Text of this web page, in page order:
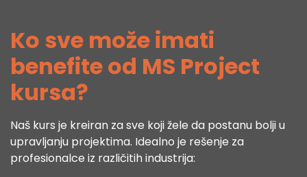
Ko sve može imati
benefite od MS Project
kursa?
Naš kurs je kreiran za sve koji žele da postanu bolji u
upravljanju projektima. Idealno je rešenje za
profesionalce iz različitih industrija: